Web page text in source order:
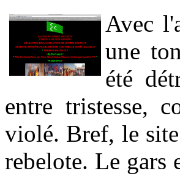
Avec
une
été
entre tristesse,
violé. Bref, le
rebelote. Le gars